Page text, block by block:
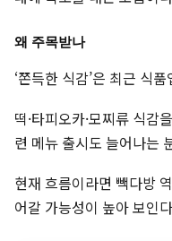
왜 주목받나
‘쫀득한 식감’은 최근 식
떡·타피오카·모찌류 식감
련 메뉴 출시도 늘어나는
현재 흐름이라면 빽다방
어갈 가능성이 높아 보인